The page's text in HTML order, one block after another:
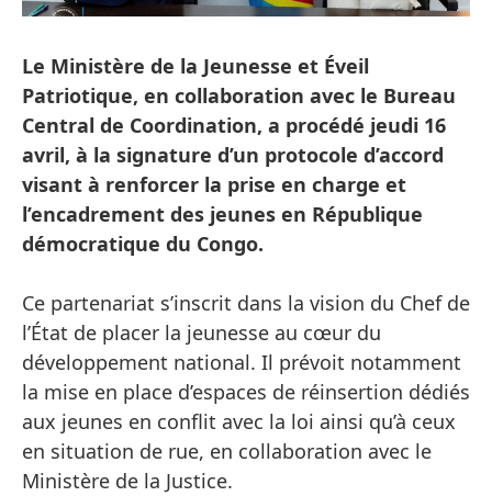
Le Ministère de la Jeunesse et Éveil
Patriotique, en collaboration avec le Bureau
Central de Coordination, a procédé jeudi 16
avril, à la signature d’un protocole d’accord
visant à renforcer la prise en charge et
l’encadrement des jeunes en République
démocratique du Congo.
Ce partenariat s’inscrit dans la vision du Chef de
l’État de placer la jeunesse au cœur du
développement national. Il prévoit notamment
la mise en place d’espaces de réinsertion dédiés
aux jeunes en conflit avec la loi ainsi qu’à ceux
en situation de rue, en collaboration avec le
Ministère de la Justice.